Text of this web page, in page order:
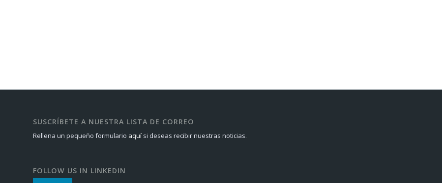
SUSCRÍBETE A NUESTRA LISTA DE CORREO
Rellena un pequeño formulario aquí si deseas recibir nuestras noticias.
FOLLOW US IN LINKEDIN